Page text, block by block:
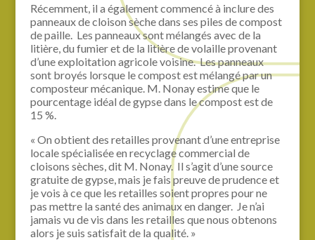
Récemment, il a également commencé à inclure des
panneaux de cloison sèche dans ses piles de compost
de paille. Les panneaux sont mélangés avec de la
litière, du fumier et de la litière de volaille provenant
d’une exploitation agricole voisine. Les panneaux
sont broyés lorsque le compost est mélangé par un
composteur mécanique. M. Nonay estime que le
pourcentage idéal de gypse dans le compost est de
15 %.
« On obtient des retailles provenant d’une entreprise
locale spécialisée en recyclage commercial de
cloisons sèches, dit M. Nonay. Il s’agit d’une source
gratuite de gypse, mais je fais preuve de prudence et
je vois à ce que les retailles soient propres pour ne
pas mettre la santé des animaux en danger. Je n’ai
jamais vu de vis dans les retailles que nous obtenons
alors je suis satisfait de la qualité. »